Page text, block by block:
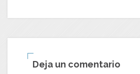
Deja un comentario